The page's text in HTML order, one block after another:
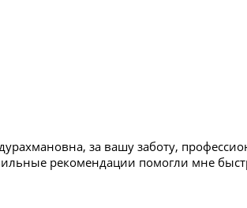
за вашу заботу,
рекомендации помогли мне